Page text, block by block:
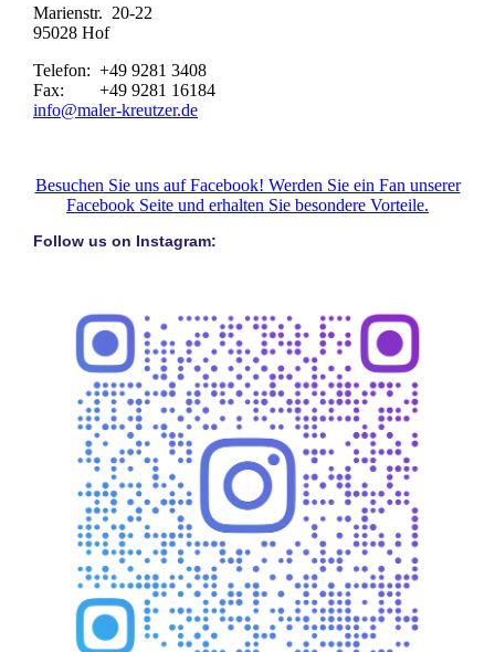
Marienstr. 20-22
95028 Hof
Telefon: +49 9281 3408
Fax: +49 9281 16184
info@maler-kreutzer.de
Besuchen Sie uns auf Facebook! Werden Sie ein Fan unserer
Facebook Seite und erhalten Sie besondere Vorteile.
Follow us on Instagram: